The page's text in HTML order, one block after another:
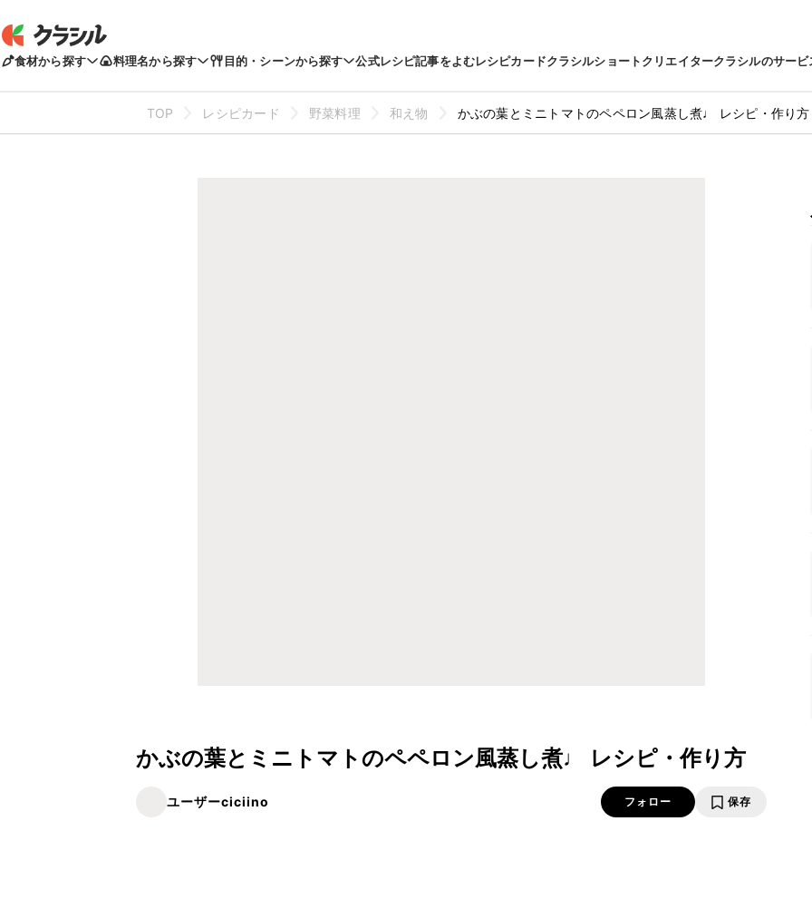
食材から探す 料理名から探す 目的・シーンから探す 公式レシピ記事をよむレシピカードクラシルショートクリエイタークラシルのサービ
TOP レシピカード 野菜料理 和え物 かぶの葉とミニトマトのペペロン風蒸し煮♩ レシピ・作り方
かぶの葉とミニトマトのペペロン風蒸し煮♩ レシピ・作り方
ユーザーciciino フォロー 保存